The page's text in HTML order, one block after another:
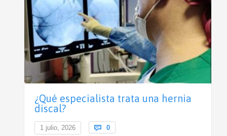
¿Qué especialista trata una hernia
discal?
1 julio, 2026  0Comments